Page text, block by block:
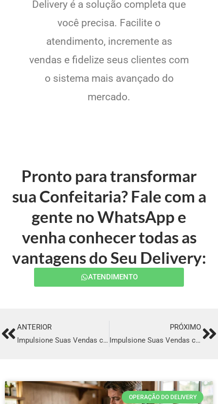
Delivery é a solução completa que
você precisa. Facilite o
atendimento, incremente as
vendas e fidelize seus clientes com
o sistema mais avançado do
mercado.
Pronto para transformar
sua Confeitaria? Fale com a
gente no WhatsApp e
venha conhecer todas as
vantagens do Seu Delivery:
ATENDIMENTO
PrevANTERIOR
Impulsione Suas Vendas com o Melhor Sistema de Delivery em Bebedouro
PRÓXIMO
Impulsione Suas Vendas com o Melhor Sistema de Delivery em Arujá
OPERAÇÃO DO DELIVERY